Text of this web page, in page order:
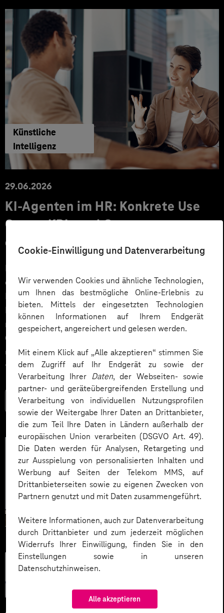
Cookie-Einwilligung und Datenverarbeitung
Wir verwenden Cookies und ähnliche Technologien,
um Ihnen das bestmögliche Online-Erlebnis zu
bieten. Mittels der eingesetzten Technologien
können Informationen auf Ihrem Endgerät
gespeichert, angereichert und gelesen werden.
Mit einem Klick auf „Alle akzeptieren“ stimmen Sie
dem Zugriff auf Ihr Endgerät zu sowie der
Verarbeitung Ihrer Daten, der Webseiten- sowie
partner- und geräteübergreifenden Erstellung und
Verarbeitung von individuellen Nutzungsprofilen
sowie der Weitergabe Ihrer Daten an Drittanbieter,
die zum Teil Ihre Daten in Ländern außerhalb der
europäischen Union verarbeiten (DSGVO Art. 49).
Die Daten werden für Analysen, Retargeting und
zur Ausspielung von personalisierten Inhalten und
Werbung auf Seiten der Telekom MMS, auf
Drittanbieterseiten sowie zu eigenen Zwecken von
Partnern genutzt und mit Daten zusammengeführt.
Weitere Informationen, auch zur Datenverarbeitung
durch Drittanbieter und zum jederzeit möglichen
Widerrufs Ihrer Einwilligung, finden Sie in den
Einstellungen sowie in unseren
Datenschutzhinweisen.
Alle akzeptieren
Künstliche
Intelligenz
29.06.2026
KI‑Agenten im HR: Konkrete Use
Cases, KPIs und Governance
entlang der Employee Journey
KI‑Agenten im HR sind mehr als Chatbots: Sie
orchestrieren Prozesse entlang der gesamten
Employee Journey und schaffen messbaren Business
Impact. Der Beitrag zeigt konkrete Use Cases,
relevante KPIs für den Mittelstand sowie
Governance‑Leitplanken zu EU AI Act und DSGVO –
und liefert ein praxisnahes Priorisierungsframework
für HR‑Entscheider*innen.
Mehr lesen
Künstliche
Intelligenz